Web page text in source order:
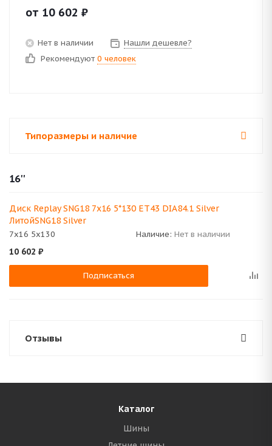
от 10 602 ₽
Нет в наличии
Нашли дешевле?
Рекомендуют 0 человек
Типоразмеры и наличие
16''
Диск Replay SNG18 7x16 5*130 ET43 DIA84.1 Silver
ЛитойSNG18 Silver
7x16 5x130 Наличие: Нет в наличии
10 602 ₽
Подписаться
Отзывы
Каталог
Шины